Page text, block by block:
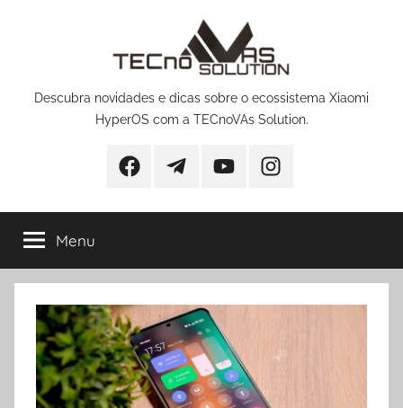
Descubra novidades e dicas sobre o ecossistema Xiaomi
HyperOS com a TECnoVAs Solution.
FacebookTelegramYouTubeInstagram
Menu